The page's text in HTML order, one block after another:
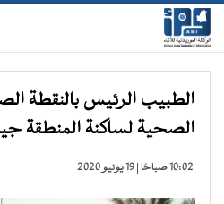
الطبيب الرئيس بالنقطة
الصحية لساكنة المنطقة
10:02 صباحًا | 19 يونيو 2020